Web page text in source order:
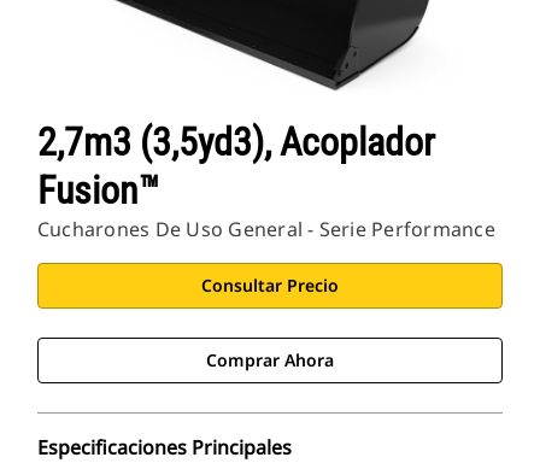
2,7m3 (3,5yd3), Acoplador
Fusion™
Cucharones De Uso General - Serie Performance
Consultar Precio
Comprar Ahora
Especificaciones Principales